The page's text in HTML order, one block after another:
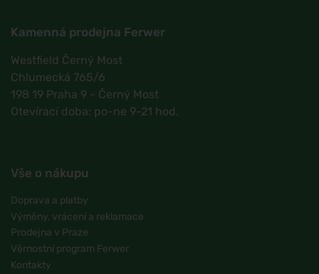
Kamenná prodejna Ferwer
Westfield Černý Most
Chlumecká 765/6
198 19 Praha 9 - Černý Most
Otevírací doba: po-ne 9-21 hod.
Vše o nákupu
Doprava a platby
Výměny, vrácení a reklamace
Prodejna v Praze
Věrnostní program Ferwer
Kontakty